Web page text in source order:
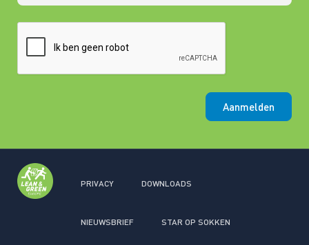
Aanmelden
PRIVACY DOWNLOADS
NIEUWSBRIEF STAR OP SOKKEN